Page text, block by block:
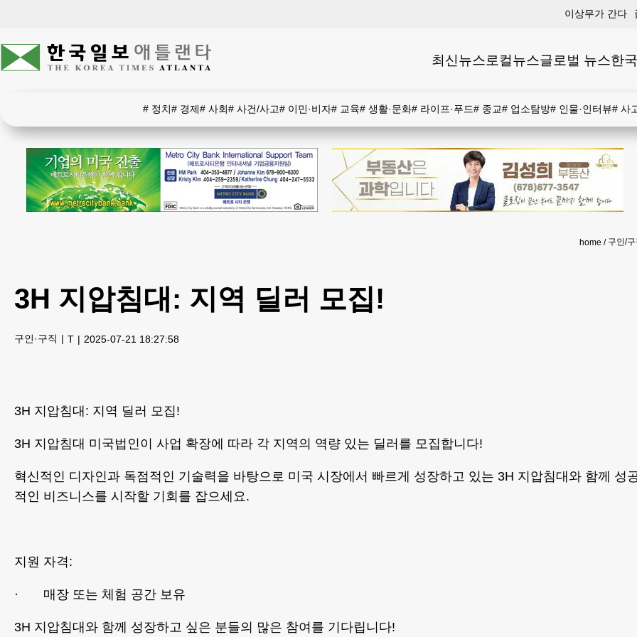
이상무가 간다
최신뉴스로컬뉴스글로벌 뉴스한
# 정치# 경제# 사회# 사건/사고# 이민·비자# 교육# 생활·문화# 라이프·푸드# 종교# 업소탐방# 인물·인터뷰# 사
home 구인/
3H 지압침대: 지역 딜러 모집!
구인·구직 T 2025-07-21 18:27:58
3H 지압침대: 지역 딜러 모집!
3H 지압침대 미국법인이 사업 확장에 따라 각 지역의 역량 있는 딜러를 모집합니다!
혁신적인 디자인과 독점적인 기술력을 바탕으로 미국 시장에서 빠르게 성장하고 있는 3H 지압침대와 함께 성
적인 비즈니스를 시작할 기회를 잡으세요.
지원 자격:
· 매장 또는 체험 공간 보유
3H 지압침대와 함께 성장하고 싶은 분들의 많은 참여를 기다립니다!